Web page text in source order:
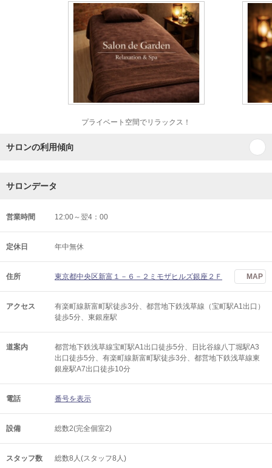
プライベート空間でリラックス！
サロンの利用傾向
サロンデータ
営業時間 12:00～翌4：00
定休日 年中無休
住所 東京都中央区新富１－６－２ミモザヒルズ銀座２Ｆ MAP
アクセス
有楽町線新富町駅徒歩3分、都営地下鉄浅草線（宝町駅A1出口）
徒歩5分、東銀座駅
道案内
都営地下鉄浅草線宝町駅A1出口徒歩5分、日比谷線八丁堀駅A3
出口徒歩5分、有楽町線新富町駅徒歩3分、都営地下鉄浅草線東
銀座駅A7出口徒歩10分
電話 番号を表示
設備 総数2(完全個室2)
スタッフ数 総数8人(スタッフ8人)